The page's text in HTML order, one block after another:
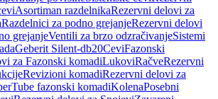
Asortiman razdelnikaRezervni delovi za
Razdelnici za podno grejanjeRezervni delovi
grejanjeVentili za brzo odzračivanjeSistemi
Geberit Silent-db20CeviFazonski
za Fazonski komadiLukoviRačveRezervni
Revizioni komadiRezervni delovi za
fazonski komadiKolenaPosebni